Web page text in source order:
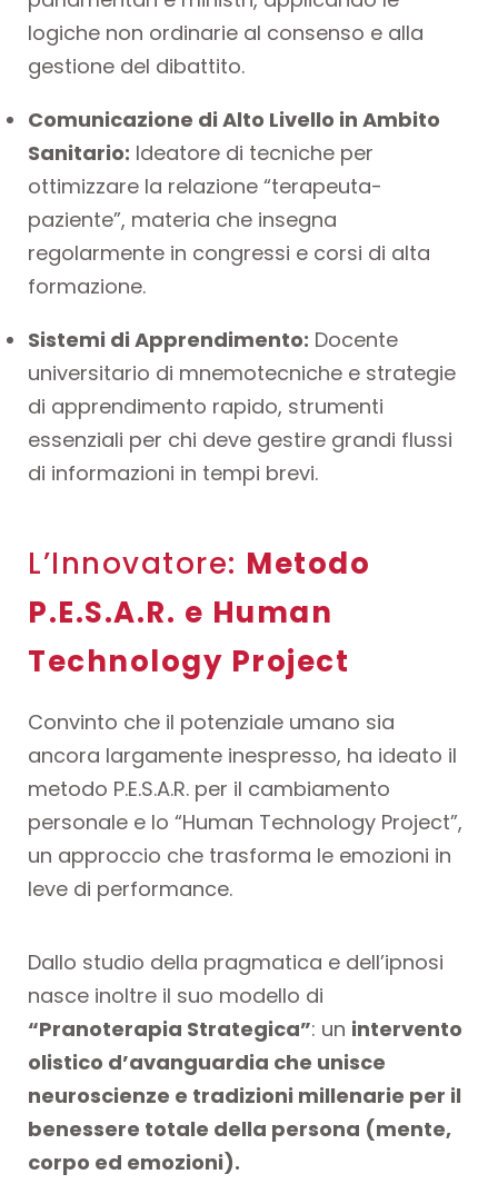
logiche non ordinarie al consenso e alla
gestione del dibattito.
Comunicazione di Alto Livello in Ambito
Sanitario: Ideatore di tecniche per
ottimizzare la relazione “terapeuta-
paziente”, materia che insegna
regolarmente in congressi e corsi di alta
formazione.
Sistemi di Apprendimento: Docente
universitario di mnemotecniche e strategie
di apprendimento rapido, strumenti
essenziali per chi deve gestire grandi flussi
di informazioni in tempi brevi.
L’Innovatore: Metodo
P.E.S.A.R. e Human
Technology Project
Convinto che il potenziale umano sia
ancora largamente inespresso, ha ideato il
metodo P.E.S.A.R. per il cambiamento
personale e lo “Human Technology Project”,
un approccio che trasforma le emozioni in
leve di performance.
Dallo studio della pragmatica e dell’ipnosi
nasce inoltre il suo modello di
“Pranoterapia Strategica”: un intervento
olistico d’avanguardia che unisce
neuroscienze e tradizioni millenarie per il
benessere totale della persona (mente,
corpo ed emozioni).